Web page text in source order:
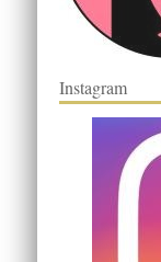
Instagram